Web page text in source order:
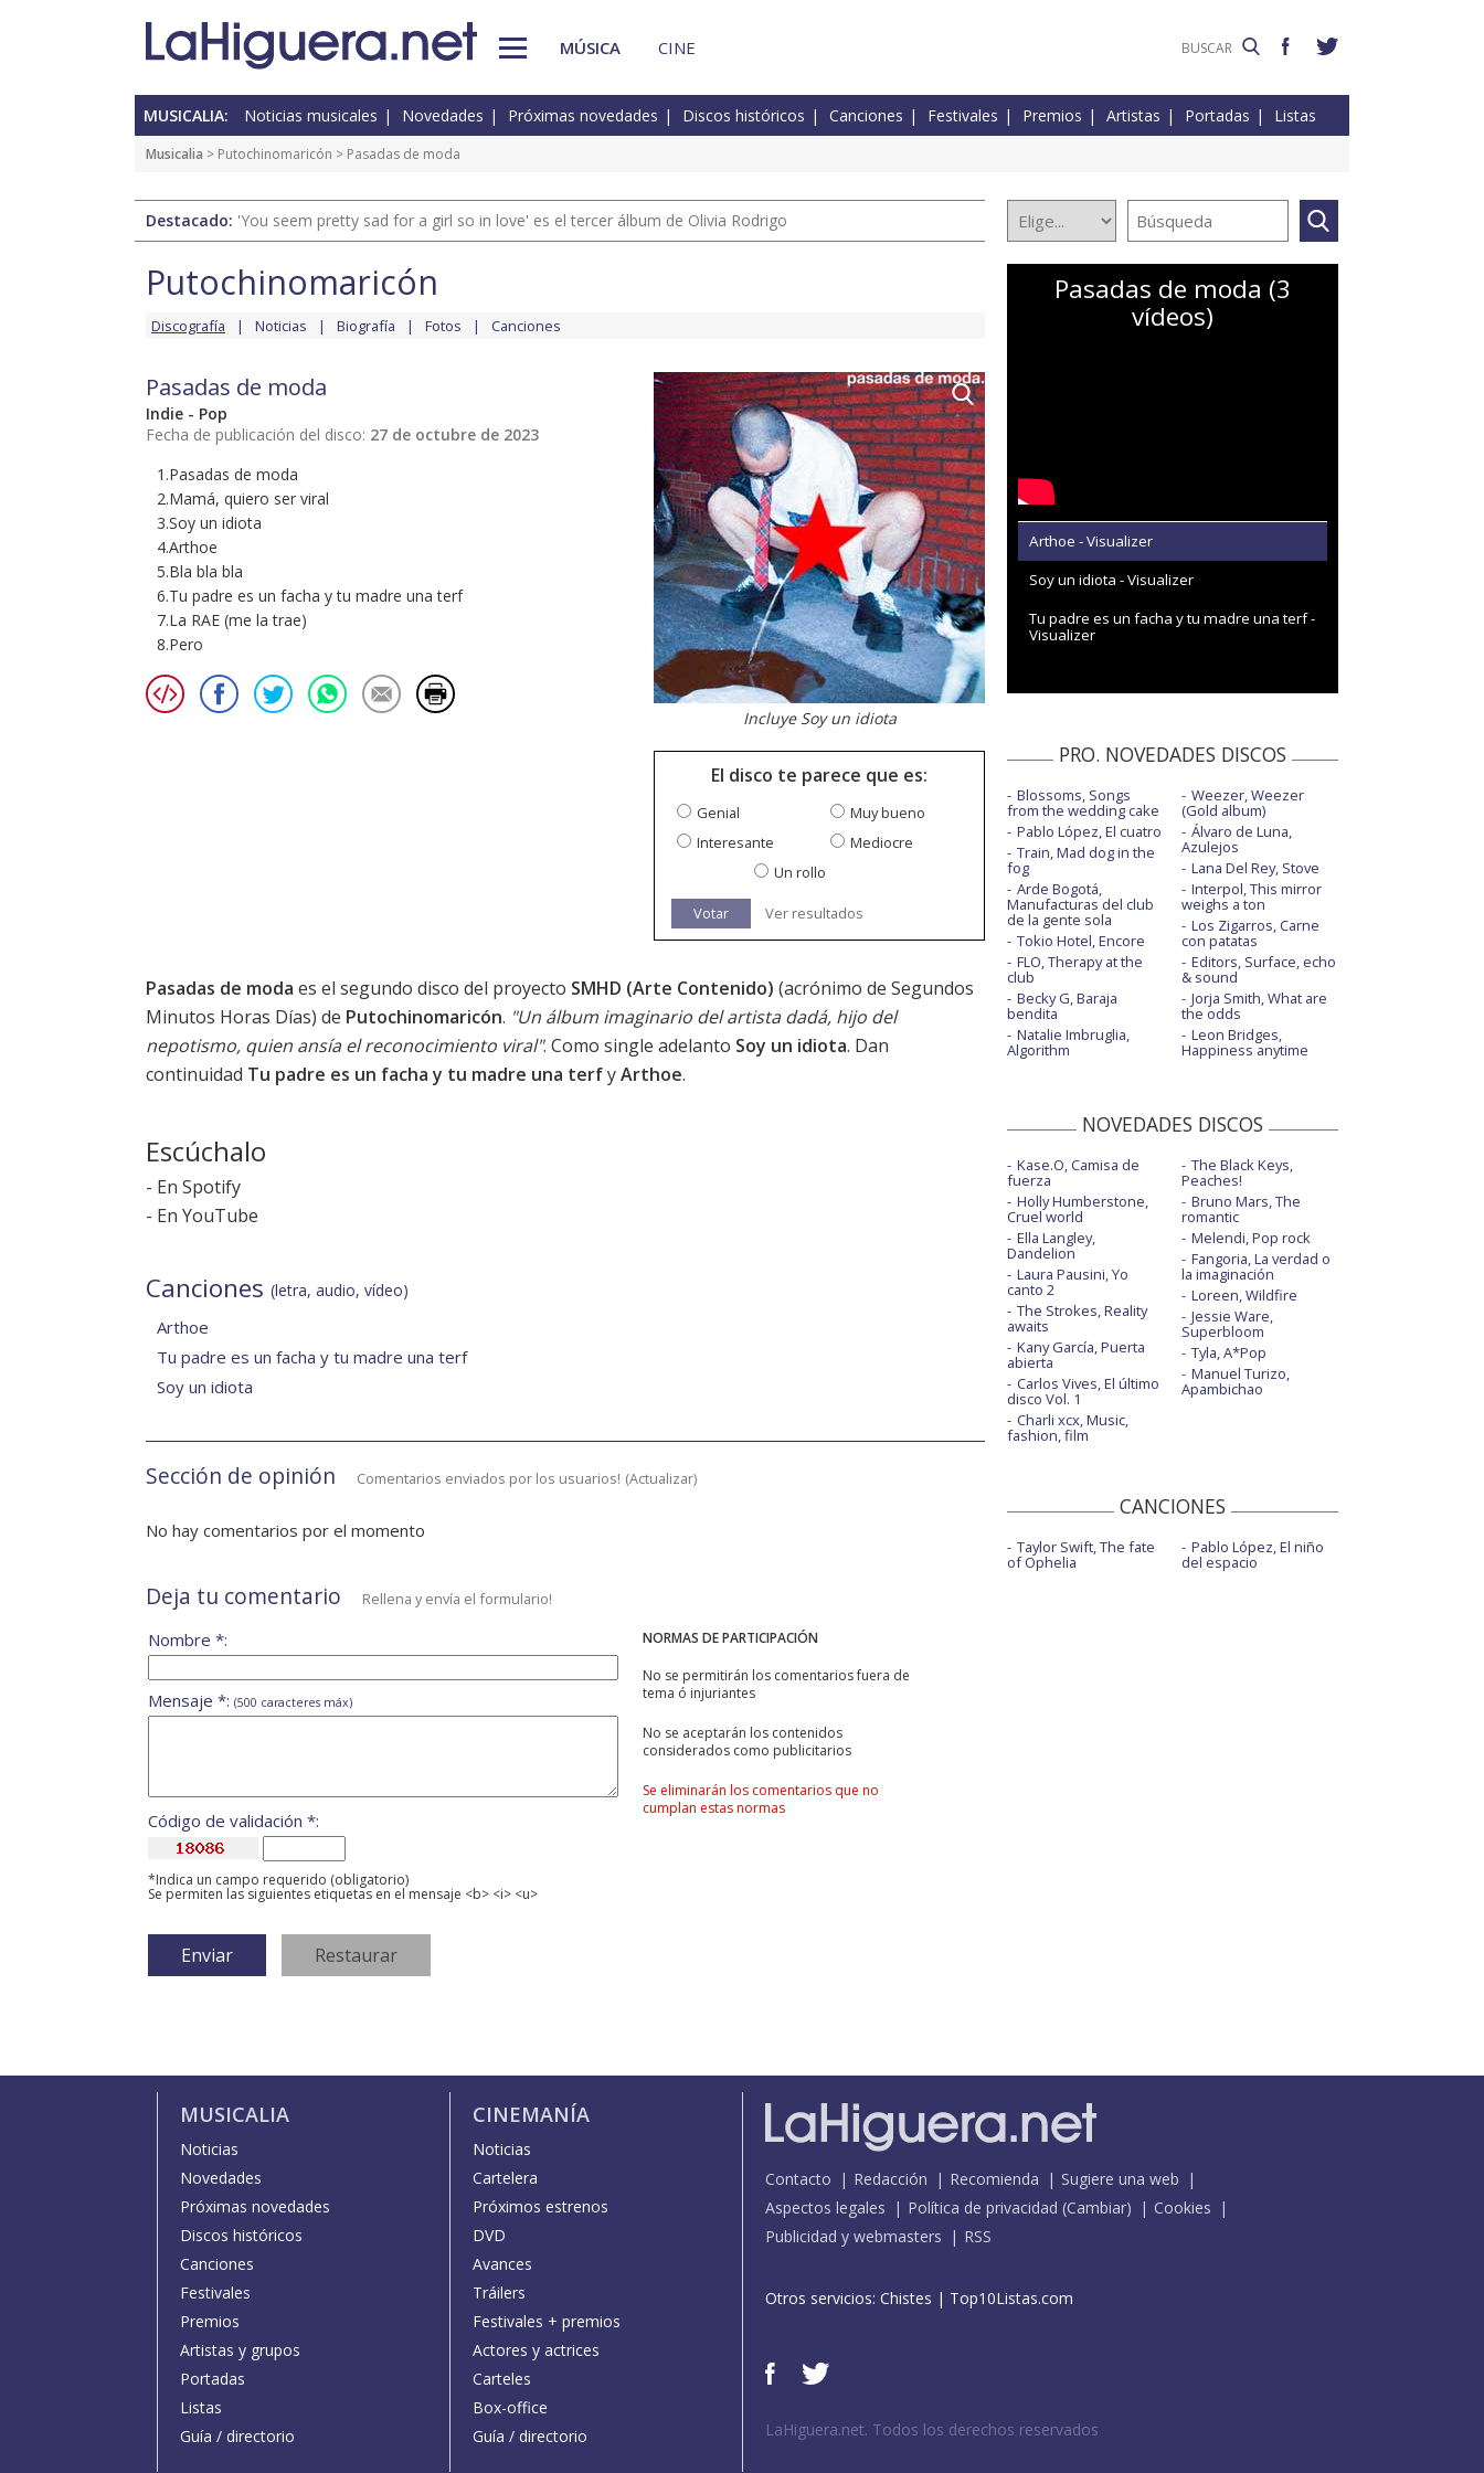
MÚSICA CINE
MUSICALIA: Noticias musicales Novedades Próximas novedades Discos históricos Canciones Festivales Premios Artistas Portadas Listas
Musicalia > Putochinomaricón > Pasadas de moda
Destacado: 'You seem pretty sad for a girl so in love' es el tercer álbum de Olivia Rodrigo
Putochinomaricón
Discografía Noticias Biografía Fotos Canciones
Pasadas de moda
Indie - Pop
Fecha de publicación del disco: 27 de octubre de 2023
1.Pasadas de moda
2.Mamá, quiero ser viral
3.Soy un idiota
4.Arthoe
5.Bla bla bla
6.Tu padre es un facha y tu madre una terf
7.La RAE (me la trae)
8.Pero
Incluye Soy un idiota
El disco te parece que es:
Genial
Muy bueno
Interesante
Mediocre
Un rollo
Votar Ver resultados
Pasadas de moda es el segundo disco del proyecto SMHD (Arte Contenido) (acrónimo de Segundos
Minutos Horas Días) de Putochinomaricón. "Un álbum imaginario del artista dadá, hijo del
nepotismo, quien ansía el reconocimiento viral". Como single adelanto Soy un idiota. Dan
continuidad Tu padre es un facha y tu madre una terfyArthoe.
Escúchalo
- En Spotify
- En YouTube
Canciones (letra, audio, vídeo)
Arthoe
Tu padre es un facha y tu madre una terf
Soy un idiota
Sección de opinión Comentarios enviados por los usuarios! (Actualizar)
No hay comentarios por el momento
Deja tu comentario Rellena y envía el formulario!
NORMAS DE PARTICIPACIÓN
No se permitirán los comentarios fuera de
tema ó injuriantes
No se aceptarán los contenidos
considerados como publicitarios
Se eliminarán los comentarios que no
cumplan estas normas
Nombre *:
Mensaje *: (500 caracteres máx)
Código de validación *:
*Indica un campo requerido (obligatorio)
Se permiten las siguientes etiquetas en el mensaje <b> <i> <u>
Pasadas de moda (3
vídeos)
Arthoe - Visualizer
Soy un idiota - Visualizer
Tu padre es un facha y tu madre una terf -
Visualizer
PRO. NOVEDADES DISCOS
Blossoms, Songs
from the wedding cake
Pablo López, El cuatro
Train, Mad dog in the
fog
Arde Bogotá,
Manufacturas del club
de la gente sola
Tokio Hotel, Encore
FLO, Therapy at the
club
Becky G, Baraja
bendita
Natalie Imbruglia,
Algorithm
Weezer, Weezer
(Gold album)
Álvaro de Luna,
Azulejos
Lana Del Rey, Stove
Interpol, This mirror
weighs a ton
Los Zigarros, Carne
con patatas
Editors, Surface, echo
& sound
Jorja Smith, What are
the odds
Leon Bridges,
Happiness anytime
NOVEDADES DISCOS
Kase.O, Camisa de
fuerza
Holly Humberstone,
Cruel world
Ella Langley,
Dandelion
Laura Pausini, Yo
canto 2
The Strokes, Reality
awaits
Kany García, Puerta
abierta
Carlos Vives, El último
disco Vol. 1
Charli xcx, Music,
fashion, film
The Black Keys,
Peaches!
Bruno Mars, The
romantic
Melendi, Pop rock
Fangoria, La verdad o
la imaginación
Loreen, Wildfire
Jessie Ware,
Superbloom
Tyla, A*Pop
Manuel Turizo,
Apambichao
CANCIONES
Taylor Swift, The fate
of Ophelia
Pablo López, El niño
del espacio
MUSICALIA
Noticias
Novedades
Próximas novedades
Discos históricos
Canciones
Festivales
Premios
Artistas y grupos
Portadas
Listas
Guía / directorio
CINEMANÍA
Noticias
Cartelera
Próximos estrenos
DVD
Avances
Tráilers
Festivales + premios
Actores y actrices
Carteles
Box-office
Guía / directorio
Contacto Redacción Recomienda
Sugiere una web
Aspectos legales
Política de privacidad (Cambiar)
Cookies
Publicidad y webmasters
RSS
Otros servicios: Chistes | Top10Listas.com
LaHiguera.net. Todos los derechos reservados